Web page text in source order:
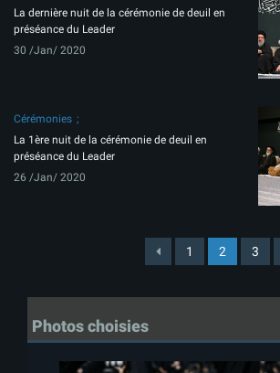
La dernière nuit de la cérémonie de deuil en
préséance du Leader
30 /Jan/ 2020
Cérémonies
La 1ère nuit de la cérémonie de deuil en
préséance du Leader
26 /Jan/ 2020
1 2 3
Photos choisies